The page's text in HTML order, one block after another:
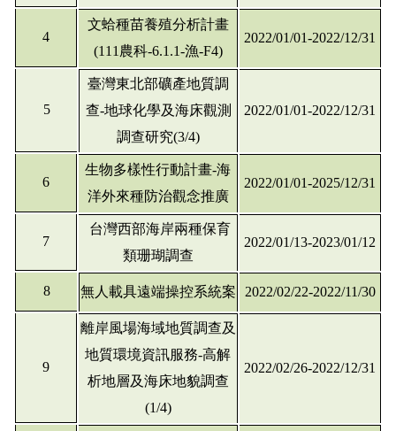
4
文蛤種苗養殖分析計畫
(111農科-6.1.1-漁-F4)
2022/01/01-2022/12/31
5
臺灣東北部礦產地質調
查-地球化學及海床觀測
調查研究(3/4)
2022/01/01-2022/12/31
6
生物多樣性行動計畫-海
洋外來種防治觀念推廣
2022/01/01-2025/12/31
7
台灣西部海岸兩種保育
類珊瑚調查
2022/01/13-2023/01/12
8 無人載具遠端操控系統案 2022/02/22-2022/11/30
9
離岸風場海域地質調查及
地質環境資訊服務-高解
析地層及海床地貌調查
(1/4)
2022/02/26-2022/12/31